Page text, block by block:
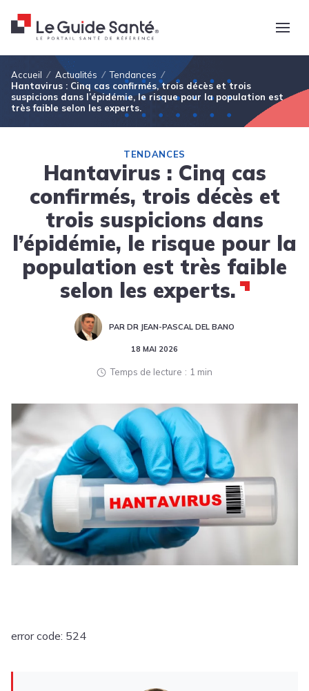
Fil d'Ariane
Accueil Actualités
Tendances
Hantavirus : Cinq cas confirmés, trois décès et trois
suspicions dans l’épidémie, le risque pour la population est
très faible selon les experts.
TENDANCES
Hantavirus : Cinq cas
confirmés, trois décès et
trois suspicions dans
l’épidémie, le risque pour la
population est très faible
selon les experts.
PAR DR JEAN-PASCAL DEL BANO
18 MAI 2026
Temps de lecture 1 min
error code: 524